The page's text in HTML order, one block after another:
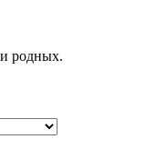
родных.